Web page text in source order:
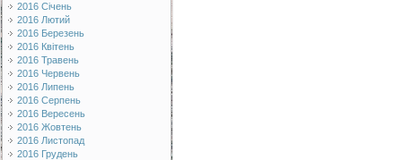
2016 Січень
2016 Лютий
2016 Березень
2016 Квітень
2016 Травень
2016 Червень
2016 Липень
2016 Серпень
2016 Вересень
2016 Жовтень
2016 Листопад
2016 Грудень